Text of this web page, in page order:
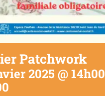
Patchwork
2025 @ 14h00